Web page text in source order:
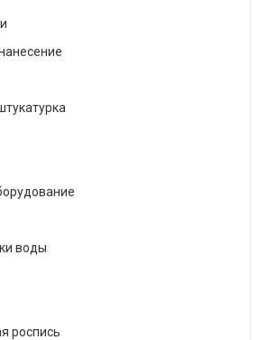
воды
роспись